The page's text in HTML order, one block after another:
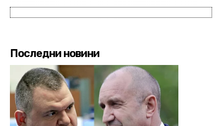
Последни новини